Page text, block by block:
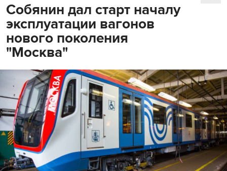
Собянин дал старт началу
эксплуатации вагонов
нового поколения
"Москва"